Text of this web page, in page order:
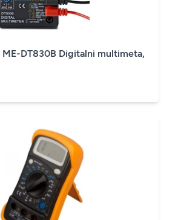
ME-DT830B Digitalni multimeta,